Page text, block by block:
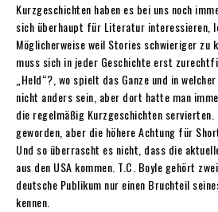
Kurzgeschichten haben es bei uns noch
sich überhaupt für Literatur interessieren,
Möglicherweise weil Stories schwieriger zu
muss sich in jeder Geschichte erst
„Held“?, wo spielt das Ganze und in
nicht anders sein, aber dort hatte man
die regelmäßig Kurzgeschichten
geworden, aber die höhere Achtung für
Und so überrascht es nicht, dass die
aus den USA kommen. T.C. Boyle gehört
deutsche Publikum nur einen Bruchteil
kennen.